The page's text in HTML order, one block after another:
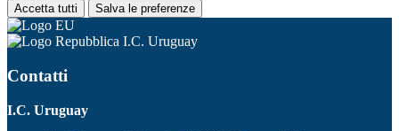
Accetta tutti Salva le preferenze
I.C. Uruguay
Contatti
I.C. Uruguay